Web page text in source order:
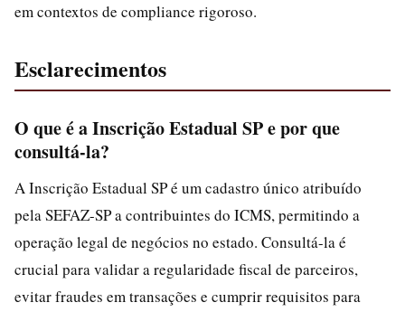
em contextos de compliance rigoroso.
Esclarecimentos
O que é a Inscrição Estadual SP e por que
consultá-la?
A Inscrição Estadual SP é um cadastro único atribuído
pela SEFAZ-SP a contribuintes do ICMS, permitindo a
operação legal de negócios no estado. Consultá-la é
crucial para validar a regularidade fiscal de parceiros,
evitar fraudes em transações e cumprir requisitos para